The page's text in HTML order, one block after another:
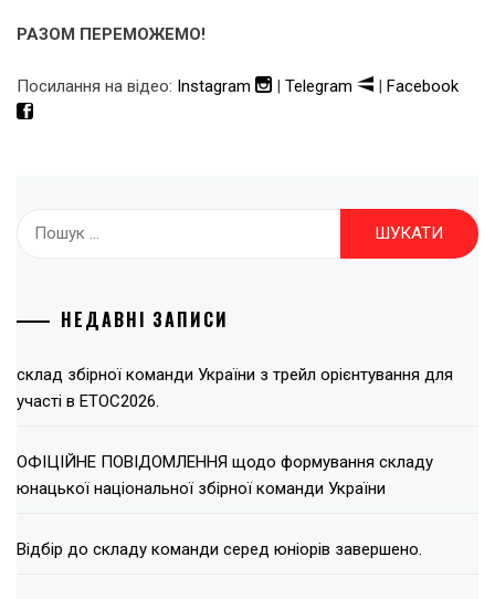
РАЗОМ ПЕРЕМОЖЕМО!
Посилання на відео: Instagram | Telegram | Facebook
НЕДАВНІ ЗАПИСИ
склад збірної команди України з трейл орієнтування для
участі в ЕТОС2026.
ОФІЦІЙНЕ ПОВІДОМЛЕННЯ щодо формування складу
юнацької національної збірної команди України
Відбір до складу команди серед юніорів завершено.